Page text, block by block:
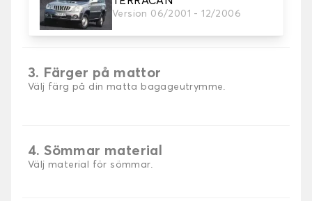
Version 06/2001 - 12/2006
2. Material
Välj material för din stövelmatta.
3. Färger på mattor
Välj färg på din matta bagageutrymme.
4. Sömmar material
Välj material för sömmar.